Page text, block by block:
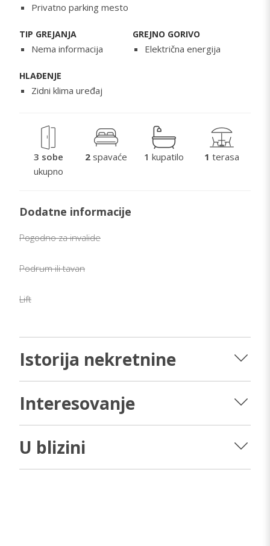
Privatno parking mesto
TIP GREJANJA
Nema informacija
GREJNO GORIVO
Električna energija
HLAĐENJE
Zidni klima uređaj
3 sobe
ukupno
2 spavaće 1 kupatilo 1 terasa
Dodatne informacije
Pogodno za invalide
Podrum ili tavan
Lift
Istorija nekretnine
Interesovanje
U blizini